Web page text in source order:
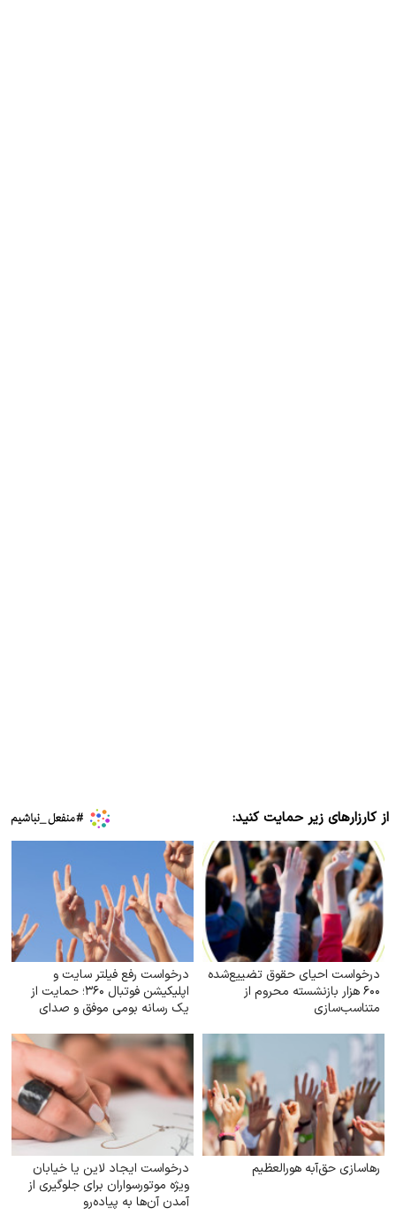
از کارزارهای زیر حمایت کنید:
درخواست احیای حقوق تضییع‌شده
۶۰۰ هزار بازنشسته محروم از
متناسب‌سازی
درخواست رفع فیلتر سایت و
اپلیکیشن فوتبال ۳۶۰؛ حمایت از
یک رسانه بومی موفق و صدای
رهاسازی حق‌آبه هورالعظیم
درخواست ایجاد لاین یا خیابان
ویژه موتورسواران برای جلوگیری از
آمدن آن‌ها به پیاده‌رو